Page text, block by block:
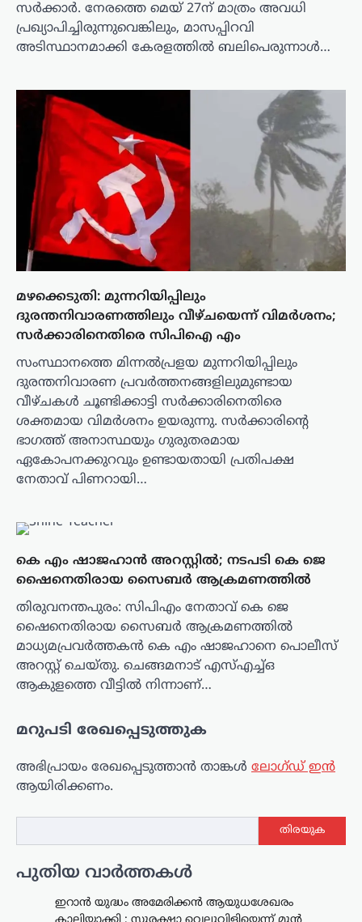
സർക്കാർ. നേരത്തെ മെയ് 27ന് മാത്രം അവധി
പ്രഖ്യാപിച്ചിരുന്നുവെങ്കിലും, മാസപ്പിറവി
അടിസ്ഥാനമാക്കി കേരളത്തിൽ ബലിപെരുന്നാൾ…
മഴക്കെടുതി: മുന്നറിയിപ്പിലും
ദുരന്തനിവാരണത്തിലും വീഴ്ചയെന്ന് വിമർശനം;
സർക്കാരിനെതിരെ സിപിഐ എം
സംസ്ഥാനത്തെ മിന്നൽപ്രളയ മുന്നറിയിപ്പിലും
ദുരന്തനിവാരണ പ്രവർത്തനങ്ങളിലുമുണ്ടായ
വീഴ്ചകൾ ചൂണ്ടിക്കാട്ടി സർക്കാരിനെതിരെ
ശക്തമായ വിമർശനം ഉയരുന്നു. സർക്കാരിന്റെ
ഭാഗത്ത് അനാസ്ഥയും ഗുരുതരമായ
ഏകോപനക്കുറവും ഉണ്ടായതായി പ്രതിപക്ഷ
നേതാവ് പിണറായി…
കെ എം ഷാജഹാൻ അറസ്റ്റിൽ; നടപടി കെ ജെ
ഷൈനെതിരായ സൈബര്‍ ആക്രമണത്തില്‍
തിരുവനന്തപുരം: സിപിഎം നേതാവ് കെ ജെ
ഷൈനെതിരായ സൈബര്‍ ആക്രമണത്തില്‍
മാധ്യമപ്രവര്‍ത്തകൻ കെ എം ഷാജഹാനെ പൊലീസ്
അറസ്റ്റ് ചെയ്തു. ചെങ്ങമനാട് എസ്എച്ച്ഒ
ആകുളത്തെ വീട്ടിൽ നിന്നാണ്…
മറുപടി രേഖപ്പെടുത്തുക
അഭിപ്രായം രേഖപ്പെടുത്താ‍ൻ താങ്കൾ ലോഗ്ഡ് ഇൻ
ആയിരിക്കണം.
തിരയുക
പുതിയ വാർത്തകൾ
ഇറാൻ യുദ്ധം അമേരിക്കൻ ആയുധശേഖരം